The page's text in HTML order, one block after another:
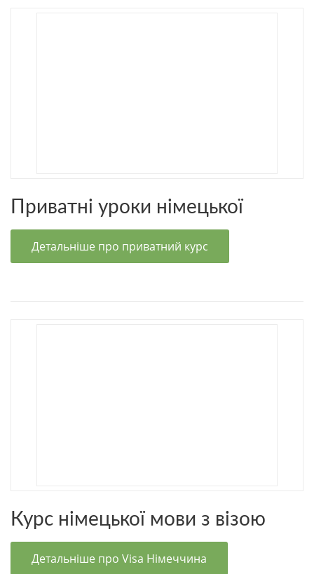
Приватні уроки німецької
Детальніше про приватний курс
Курс німецької мови з візою
Детальніше про Visa Німеччина